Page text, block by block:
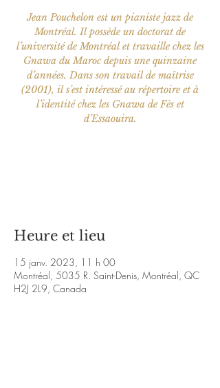
Jean Pouchelon est un pianiste jazz de
Montréal. Il possède un doctorat de
l’université de Montréal et travaille chez les
Gnawa du Maroc depuis une quinzaine
d’années. Dans son travail de maîtrise
(2001), il s’est intéressé au répertoire et à
l’identité chez les Gnawa de Fès et
d’Essaouira.
Heure et lieu
15 janv. 2023, 11 h 00
Montréal, 5035 R. Saint-Denis, Montréal, QC
H2J 2L9, Canada